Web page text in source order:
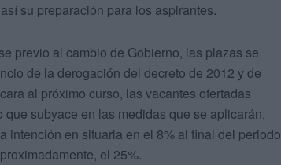
su preparación para los aspirantes.
previo al cambio de Gobierno, las plazas se
de la derogación del decreto de 2012 y de
al próximo curso, las vacantes ofertadas
subyace en las medidas que se aplicarán,
intención en situarla en el 8% al final del periodo
el 25%.